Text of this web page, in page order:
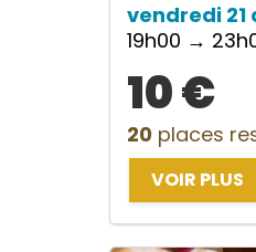
vendredi 21
19h00 →
10 €
20 places
VOIR PLUS